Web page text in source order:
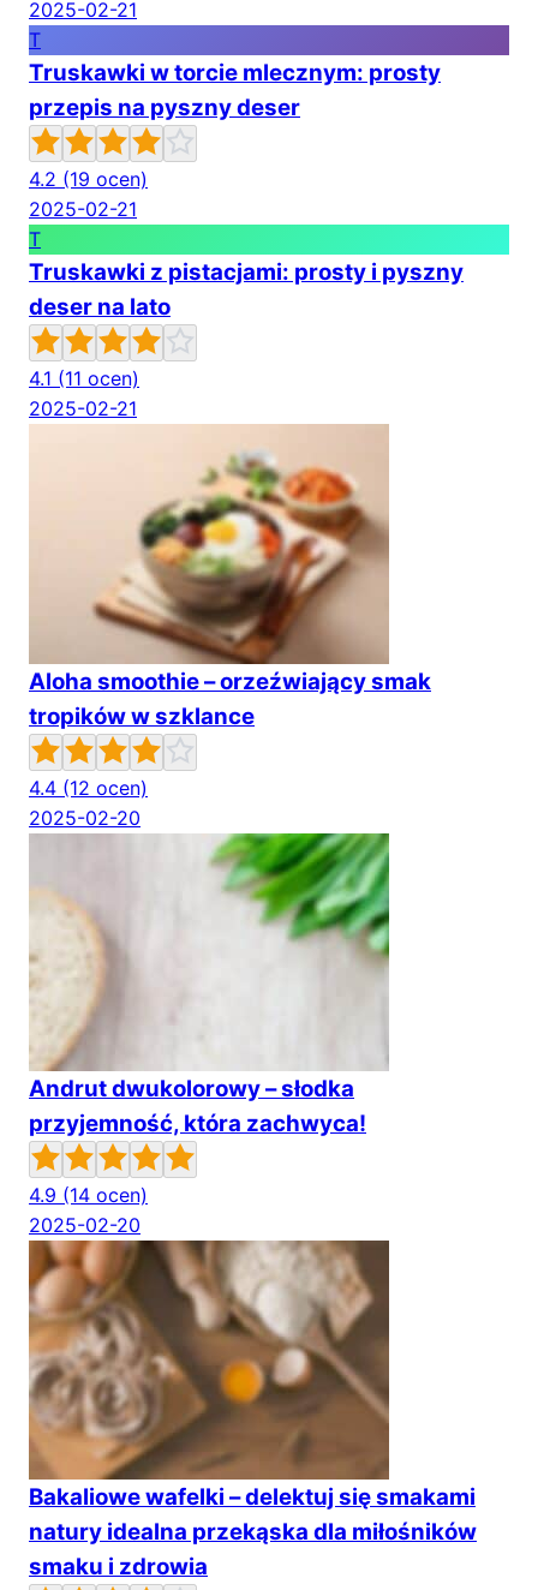
2025-02-21
T
Truskawki w torcie mlecznym: prosty
przepis na pyszny deser
4.2 (19 ocen)
2025-02-21
T
Truskawki z pistacjami: prosty i pyszny
deser na lato
4.1 (11 ocen)
2025-02-21
Aloha smoothie – orzeźwiający smak
tropików w szklance
4.4 (12 ocen)
2025-02-20
Andrut dwukolorowy – słodka
przyjemność, która zachwyca!
4.9 (14 ocen)
2025-02-20
Bakaliowe wafelki – delektuj się smakami
natury idealna przekąska dla miłośników
smaku i zdrowia